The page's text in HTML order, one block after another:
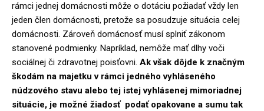
rámci jednej domácnosti môže o dotáciu požiadať vždy len
jeden člen domácnosti, pretože sa posudzuje situácia celej
domácnosti. Zároveň domácnosť musí splniť zákonom
stanovené podmienky. Napríklad, nemôže mať dlhy voči
sociálnej či zdravotnej poisťovni. Ak však dôjde k značným
škodám na majetku v rámci jedného vyhláseného
núdzového stavu alebo tej istej vyhlásenej mimoriadnej
situácie, je možné žiadosť podať opakovane a sumu tak